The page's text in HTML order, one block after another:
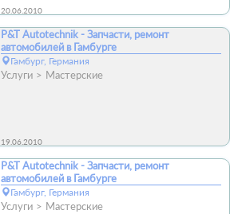
20.06.2010
P&T Autotechnik - Запчасти, ремонт
автомобилей в Гамбурге
Гамбург, Германия
Услуги Мастерские
19.06.2010
P&T Autotechnik - Запчасти, ремонт
автомобилей в Гамбурге
Гамбург, Германия
Услуги Мастерские